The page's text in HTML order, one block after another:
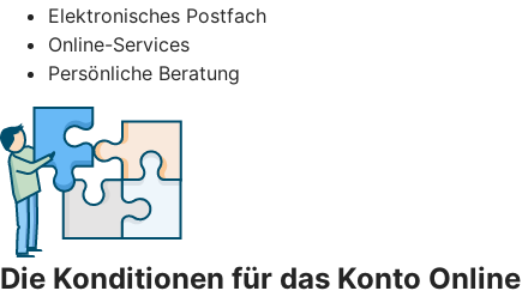
Elektronisches Postfach
Online-Services
Persönliche Beratung
Die Konditionen für das Konto Online